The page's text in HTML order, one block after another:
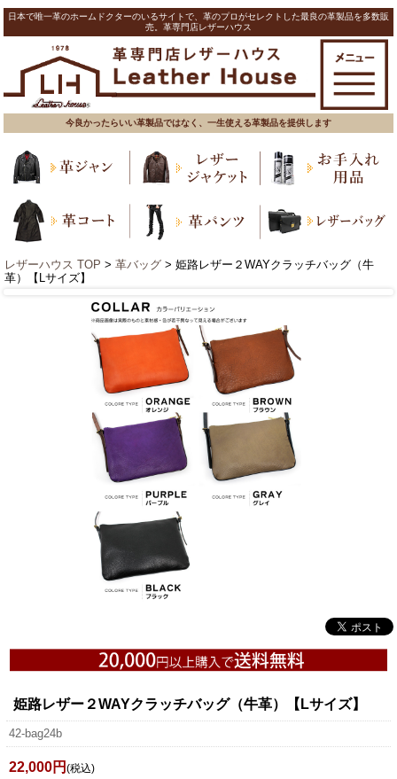
日本で唯一革のホームドクターのいるサイトで、革のプロがセレクトした最良の革製品を多数販
売。革専門店レザーハウス
今良かったらいい革製品ではなく、一生使える革製品を提供します
レザーハウス TOP > 革バッグ > 姫路レザー２WAYクラッチバッグ（牛
革）【Lサイズ】
姫路レザー２WAYクラッチバッグ（牛革）【Lサイズ】
42-bag24b
22,000円 (税込)